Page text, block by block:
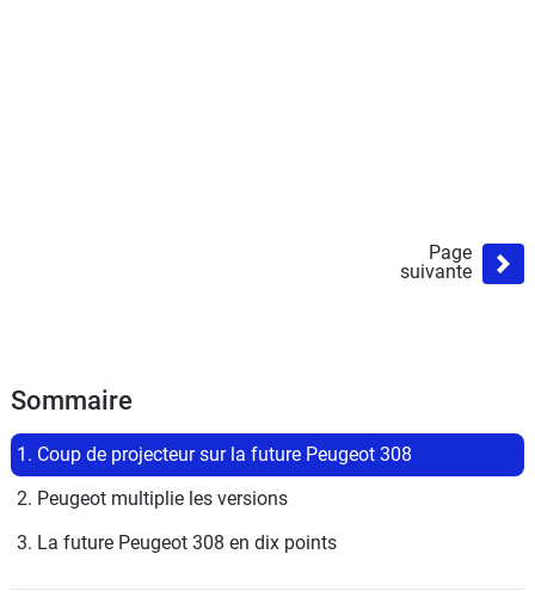
Page
suivante
Sommaire
1. Coup de projecteur sur la future Peugeot 308
2. Peugeot multiplie les versions
3. La future Peugeot 308 en dix points